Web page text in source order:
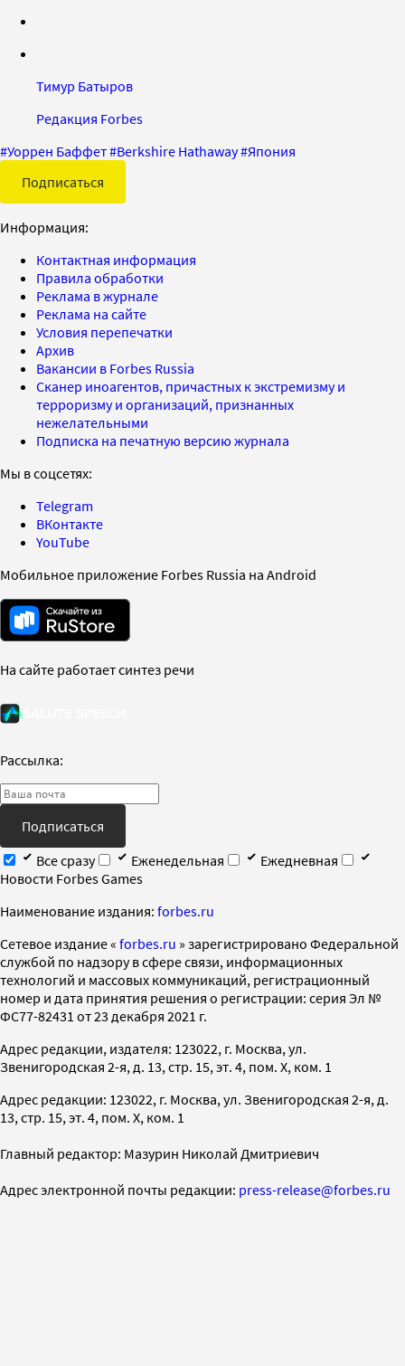
Тимур Батыров
Редакция Forbes
#Уоррен Баффет#Berkshire Hathaway#Япония
Подписаться
Информация:
Контактная информация
Правила обработки
Реклама в журнале
Реклама на сайте
Условия перепечатки
Архив
Вакансии в Forbes Russia
Сканер иноагентов, причастных к экстремизму и
терроризму и организаций, признанных
нежелательными
Подписка на печатную версию журнала
Мы в соцсетях:
Telegram
ВКонтакте
YouTube
Мобильное приложение Forbes Russia на Android
На сайте работает синтез речи
Рассылка:
Подписаться
Все сразу
Еженедельная
Ежедневная
Новости Forbes Games
Наименование издания: forbes.ru
Cетевое издание « forbes.ru » зарегистрировано Федеральной
службой по надзору в сфере связи, информационных
технологий и массовых коммуникаций, регистрационный
номер и дата принятия решения о регистрации: серия Эл №
ФС77-82431 от 23 декабря 2021 г.
Адрес редакции, издателя: 123022, г. Москва, ул.
Звенигородская 2-я, д. 13, стр. 15, эт. 4, пом. X, ком. 1
Адрес редакции: 123022, г. Москва, ул. Звенигородская 2-я, д.
13, стр. 15, эт. 4, пом. X, ком. 1
Главный редактор: Мазурин Николай Дмитриевич
Адрес электронной почты редакции: press-release@forbes.ru